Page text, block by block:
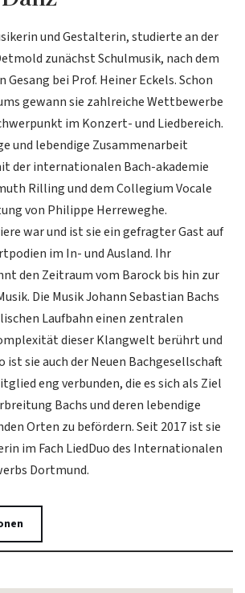
und Gestalterin, studierte an der
zunächst Schulmusik, nach dem
Gesang bei Prof. Heiner Eckels. Schon
gewann sie zahlreiche Wettbewerbe
im Konzert- und Liedbereich.
und lebendige Zusammenarbeit
der internationalen Bach-akademie
Rilling und dem Collegium Vocale
von Philippe Herreweghe.
war und ist sie ein gefragter Gast auf
im In- und Ausland. Ihr
den Zeitraum vom Barock bis hin zur
Die Musik Johann Sebastian Bachs
Laufbahn einen zentralen
dieser Klangwelt berührt und
ist sie auch der Neuen Bachgesellschaft
eng verbunden, die es sich als Ziel
Bachs und deren lebendige
Orten zu befördern. Seit 2017 ist sie
im Fach LiedDuo des Internationalen
Dortmund.